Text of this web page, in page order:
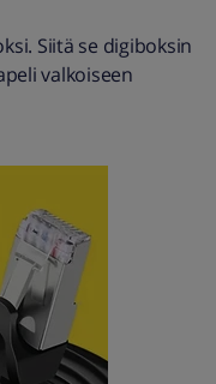
Siitä se digiboksin
valkoiseen